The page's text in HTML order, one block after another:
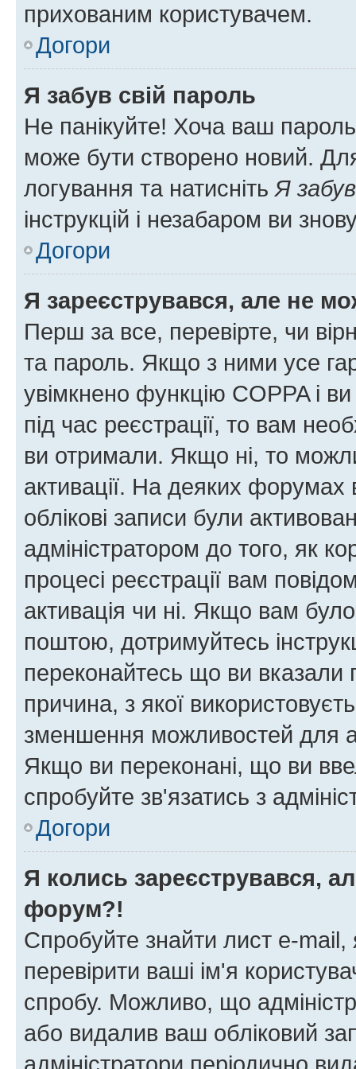
прихованим користувачем.
Догори
Я забув свій пароль
Не панікуйте! Хоча ваш
може бути створено новий.
логування та натисніть Я
інструкцій і незабаром ви
Догори
Я зареєструвався, але не
Перш за все, перевірте, чи
та пароль. Якщо з ними усе
увімкнено функцію COPPA і
під час реєстрації, то вам
ви отримали. Якщо ні, то
активації. На деяких форумах
облікові записи були
адміністратором до того, як
процесі реєстрації вам
активація чи ні. Якщо вам
поштою, дотримуйтесь
переконайтесь що ви
причина, з якої
зменшення можливостей для
Якщо ви переконані, що ви
спробуйте зв'язатись з
Догори
Я колись зареєструвався,
форум?!
Спробуйте знайти лист e-mail,
перевірити ваші ім'я
спробу. Можливо, що
або видалив ваш обліковий